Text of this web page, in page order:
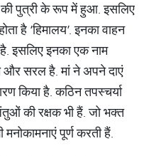
की पुत्री के रूप में हुआ. इसलिए
है ‘हिमालय’. इनका वाहन
इसलिए इनका एक नाम
और सरल है. मां ने अपने दाएं
किया है. कठिन तपस्चर्या
की रक्षक भी हैं. जो भक्त
पूर्ण करती हैं.